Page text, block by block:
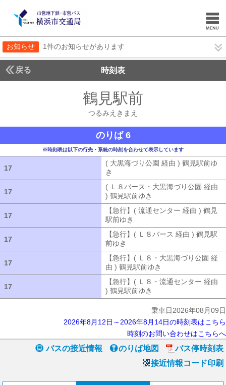
お知らせ 1件のお知らせがあります
戻る 時刻表
鶴見駅前
つるみえきまえ
のりば 6
※時刻表は以下の行先・系統の時刻を合わせて表示しています
17
( 大黒海づり公園 経由 ) 鶴見駅前ゆ
き
17
( Ｌ８バース・大黒海づり公園 経由
) 鶴見駅前ゆき
17
【急行】( 流通センター 経由 ) 鶴見
駅前ゆき
17
【急行】( Ｌ８バース 経由 ) 鶴見駅
前ゆき
17
【急行】( Ｌ８・大黒海づり公園 経
由 ) 鶴見駅前ゆき
17
【急行】( Ｌ８・流通センター 経由
) 鶴見駅前ゆき
乗車日2026年08月09日
2026年8月12日～2026年8月14日の時刻表はこちら
時刻のお問い合わせはこちらへ
バスの接近情報 のりば地図
バス停時刻表
接近情報コード印刷